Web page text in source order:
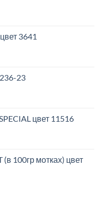
3641
23
цвет 11516
100гр мотках) цвет